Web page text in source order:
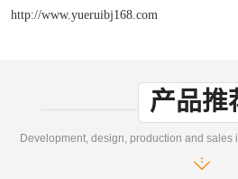
http://www.yueruibj168.com
产品推